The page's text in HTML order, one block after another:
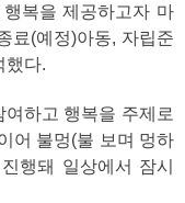
복을 제공하고자 마
료(예정)아동, 자립준
했다.
하고 행복을 주제로
어 불멍(불 보며 멍하
행돼 일상에서 잠시